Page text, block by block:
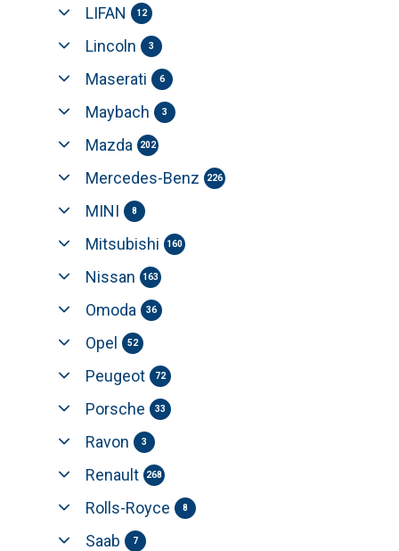
LIFAN 12
Lincoln 3
Maserati 6
Maybach 3
Mazda 202
Mercedes-Benz 226
MINI 8
Mitsubishi 160
Nissan 163
Omoda 36
Opel 52
Peugeot 72
Porsche 33
Ravon 3
Renault 268
Rolls-Royce 8
Saab 7